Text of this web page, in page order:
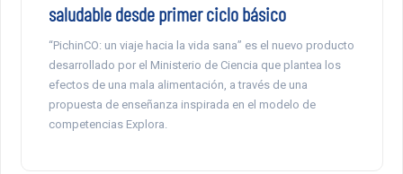
saludable desde primer ciclo básico
“PichinCO: un viaje hacia la vida sana” es el nuevo producto
desarrollado por el Ministerio de Ciencia que plantea los
efectos de una mala alimentación, a través de una
propuesta de enseñanza inspirada en el modelo de
competencias Explora.